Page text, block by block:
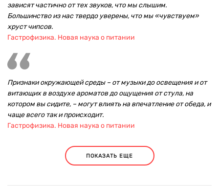
зависят частично от тех звуков, что мы слышим.
Большинство из нас твердо уверены, что мы «чувствуем»
хруст чипсов.
Гастрофизика. Новая наука о питании
Признаки окружающей среды – от музыки до освещения и от
витающих в воздухе ароматов до ощущения от стула, на
котором вы сидите, – могут влиять на впечатление от обеда, и
чаще всего так и происходит.
Гастрофизика. Новая наука о питании
ПОКАЗАТЬ ЕЩЕ